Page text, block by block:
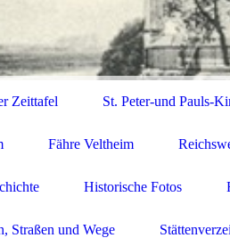
Zeittafel St. Peter-und Pauls-
Fähre Veltheim
Historische Fotos
Straßen und Wege